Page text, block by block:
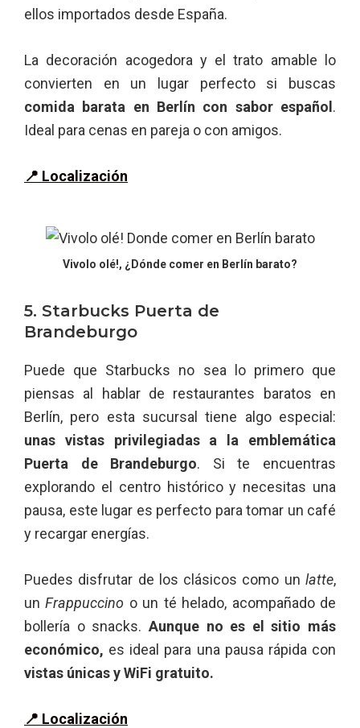
ellos importados desde España.
La decoración acogedora y el trato amable lo
convierten en un lugar perfecto si buscas
comida barata en Berlín con sabor español .
Ideal para cenas en pareja o con amigos.
📍 Localización
Vivolo olé!, ¿Dónde comer en Berlín barato?
5. Starbucks Puerta de
Brandeburgo
Puede que Starbucks no sea lo primero que
piensas al hablar de restaurantes baratos en
Berlín, pero esta sucursal tiene algo especial:
unas vistas privilegiadas a la emblemática
Puerta de Brandeburgo. Si te encuentras
explorando el centro histórico y necesitas una
pausa, este lugar es perfecto para tomar un café
y recargar energías.
Puedes disfrutar de los clásicos como un latte,
unFrappuccino o un té helado, acompañado de
bollería o snacks. Aunque no es el sitio más
económico, es ideal para una pausa rápida con
vistas únicas y WiFi gratuito.
📍 Localización